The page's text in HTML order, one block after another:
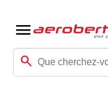
menu
search